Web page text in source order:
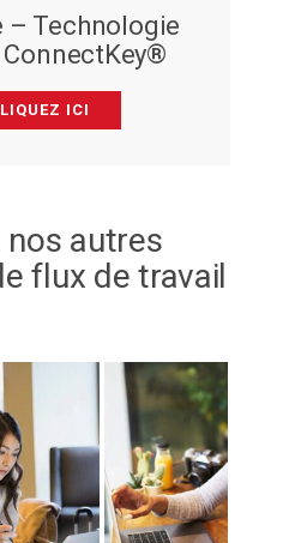
– Technologie
ICI
nos autres
flux de travail